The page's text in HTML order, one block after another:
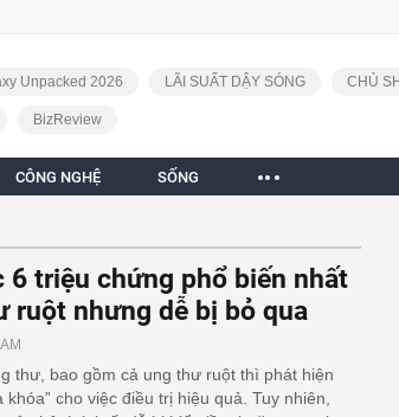
Unpacked 2026 LÃI SUẤT DẬY SÓNG CHỦ
BizReview
CÔNG NGHỆ SỐNG
6 triệu chứng phổ biến nhất
ruột nhưng dễ bị bỏ qua
thư, bao gồm cả ung thư ruột thì phát hiện
cho việc điều trị hiệu quả. Tuy nhiên,